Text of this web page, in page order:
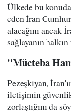
Ülkede bu
eden İran
alacağını ancak
sağlayanın
"Mücteba
Pezeşkiyan,
iletişimin
zorlaştığını da